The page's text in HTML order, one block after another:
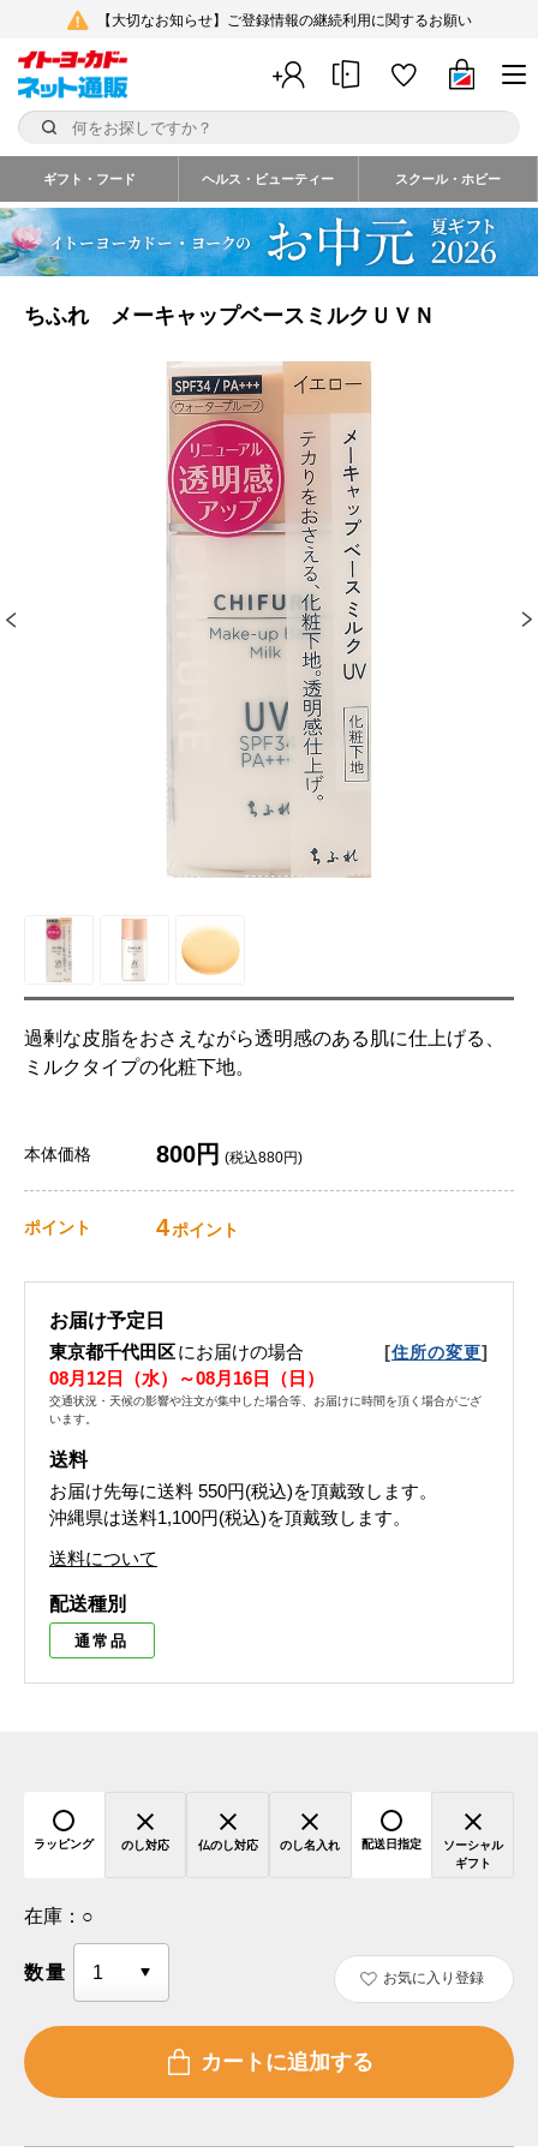
【大切なお知らせ】ご登録情報の継続利用に関するお願い
ギフト・フード ヘルス・ビューティー スクール・ホビー
ちふれ メーキャップベースミルクＵＶＮ
過剰な皮脂をおさえながら透明感のある肌に仕上げる、
ミルクタイプの化粧下地。
本体価格 800円 (税込880円)
ポイント 4ポイント
お届け予定日
東京都千代田区にお届けの場合 [住所の変更]
08月12日（水）～08月16日（日）
交通状況・天候の影響や注文が集中した場合等、お届けに時間を頂く場合がござ
います。
送料
お届け先毎に送料 550円(税込)を頂戴致します。
沖縄県は送料1,100円(税込)を頂戴致します。
送料について
配送種別
通常品
ラッピング のし対応 仏のし対応 のし名入れ 配送日指定
ソーシャル
ギフト
在庫： ○
数量 お気に入り登録